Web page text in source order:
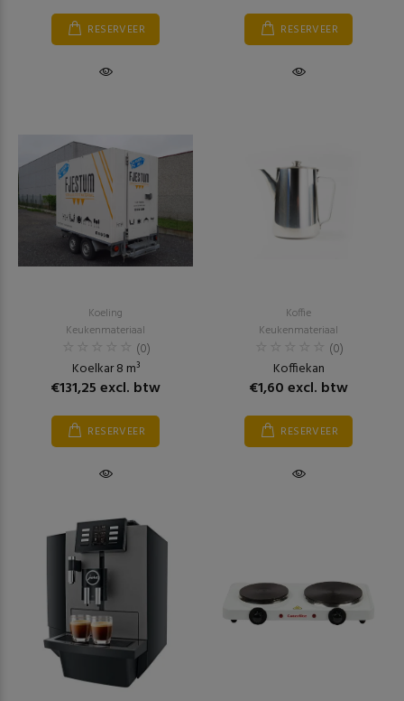
RESERVEER RESERVEER
Koeling
Keukenmateriaal
(0)
Koelkar 8 m³
€131,25 excl. btw
RESERVEER
Koffie
Keukenmateriaal
(0)
Koffiekan
€1,60 excl. btw
RESERVEER